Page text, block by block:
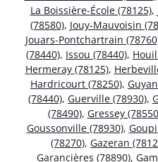
La Boissière-École (78125),
(78580), Jouy-Mauvoisin
Jouars-Pontchartrain
(78440), Issou (78440),
Hermeray (78125),
Hardricourt (78250),
(78440), Guerville (78930),
(78490), Gressey
Goussonville (78930),
(78270), Gazeran
Garancières (78890),